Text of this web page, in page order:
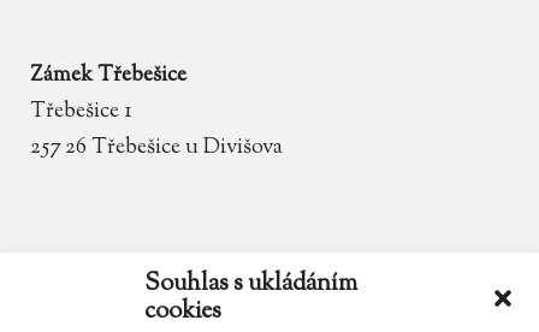
Souhlas s ukládáním
cookies
Zámek Třebešice
Třebešice 1
257 26 Třebešice u Divišova
zamek.trebesice@volny.cz
602 354 467